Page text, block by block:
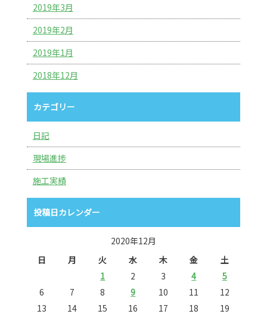
2019年3月
2019年2月
2019年1月
2018年12月
カテゴリー
日記
現場進捗
施工実績
投稿日カレンダー
2020年12月
日
月 火 水 木 金 土
1 2 3 4
5
6
7 8 9 10 11
12
13
14 15 16 17 18
19